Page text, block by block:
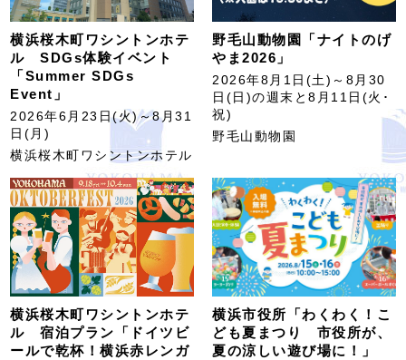
横浜桜木町ワシントンホテ
ル SDGs体験イベント
「Summer SDGs
Event」
2026年6月23日(火)～8月31
日(月)
横浜桜木町ワシントンホテル
野毛山動物園「ナイトのげ
やま2026」
2026年8月1日(土)～8月30
日(日)の週末と8月11日(火･
祝)
野毛山動物園
横浜桜木町ワシントンホテ
ル 宿泊プラン「ドイツビ
ールで乾杯！横浜赤レンガ
横浜市役所「わくわく！こ
ども夏まつり 市役所が、
夏の涼しい遊び場に！」